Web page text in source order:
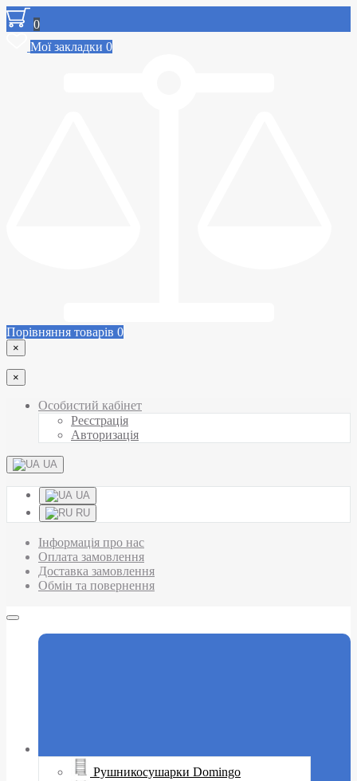
0
Мої закладки 0
Порівняння товарів 0
×
×
Особистий кабінет
Реєстрація
Авторизація
UA
UA
RU
Інформація про нас
Оплата замовлення
Доставка замовлення
Обмін та повернення
Рушникосушарки Domingo